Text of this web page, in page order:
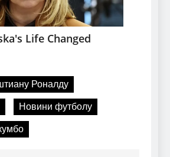
Роналду
Новини футболу